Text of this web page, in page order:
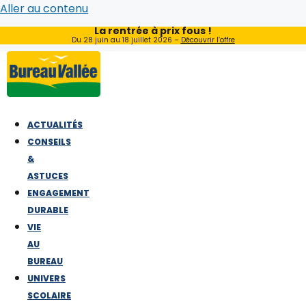
Aller au contenu
La rentrée à prix fous !
Du 28 juin au 18 juillet 2026 – Découvrir l’offre
ACTUALITÉS
CONSEILS
&
ASTUCES
ENGAGEMENT
DURABLE
VIE
AU
BUREAU
UNIVERS
SCOLAIRE